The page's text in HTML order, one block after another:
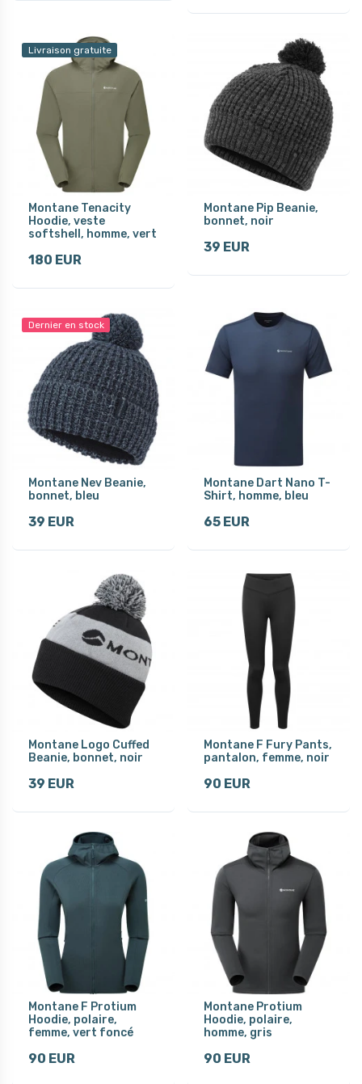
Livraison gratuite
Montane Tenacity
Hoodie, veste
softshell, homme, vert
180 EUR
Montane Pip Beanie,
bonnet, noir
39 EUR
Dernier en stock
Montane Nev Beanie,
bonnet, bleu
39 EUR
Montane Dart Nano T-
Shirt, homme, bleu
65 EUR
Montane Logo Cuffed
Beanie, bonnet, noir
39 EUR
Montane F Fury Pants,
pantalon, femme, noir
90 EUR
Montane F Protium
Hoodie, polaire,
femme, vert foncé
90 EUR
Montane Protium
Hoodie, polaire,
homme, gris
90 EUR